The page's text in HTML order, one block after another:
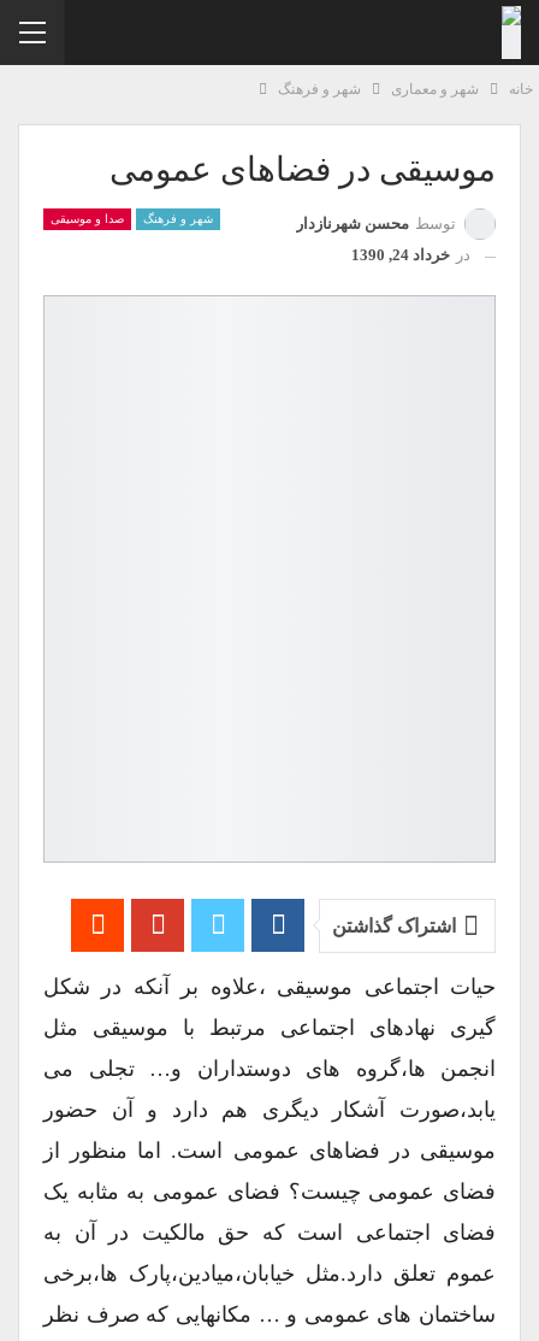
شهر و معماری شهر و فرهنگ
موسیقی در فضاهای عمومی
شهر و فرهنگ صدا و موسیقی توسطمحسن شهرنازدار
درخرداد 24, 1390
اشتراک گذاشتن
حیات اجتماعی موسیقی ،علاوه بر آنکه در شکل
گیری نهادهای اجتماعی مرتبط با موسیقی مثل
انجمن ها،گروه های دوستداران و… تجلی می
یابد،صورت آشکار دیگری هم دارد و آن حضور
موسیقی در فضاهای عمومی است. اما منظور از
فضای عمومی چیست؟ فضای عمومی به مثابه یک
فضای اجتماعی است که حق مالکیت در آن به
عموم تعلق دارد.مثل خیابان،میادین،پارک ها،برخی
ساختمان های عمومی و … مکانهایی که صرف نظر